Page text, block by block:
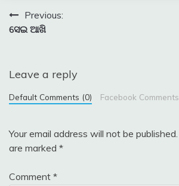
Post
navigation
Previous:
ସେଇ ଆଖି
Leave a reply
Default Comments (0) Facebook Comments
Your email address will not be published.
are marked *
Comment *